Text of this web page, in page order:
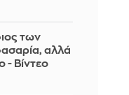
των
αλλά
- Βίντεο